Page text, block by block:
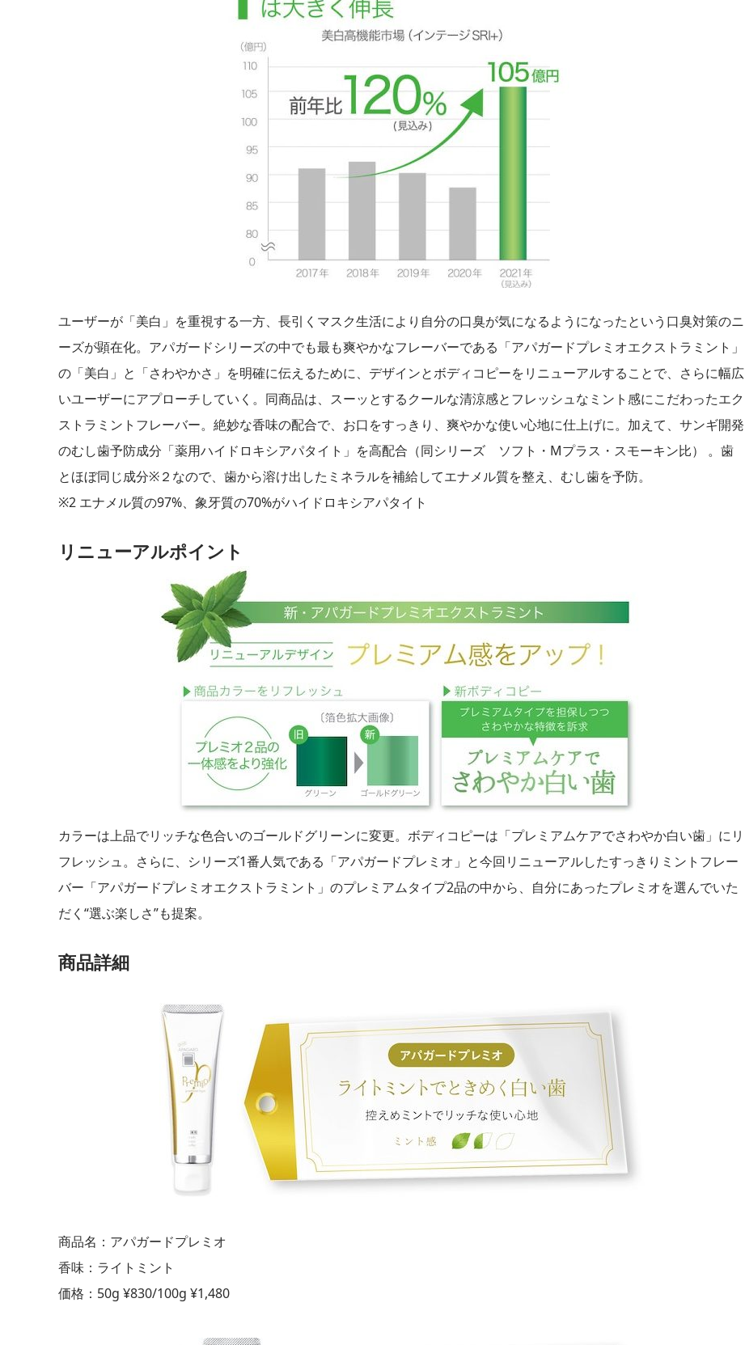
ユーザーが「美白」を重視する一方、長引くマスク生活により自分の口臭が気になるようになったという口臭対策のニ
ーズが顕在化。アパガードシリーズの中でも最も爽やかなフレーバーである「アパガードプレミオエクストラミント」
の「美白」と「さわやかさ」を明確に伝えるために、デザインとボディコピーをリニューアルすることで、さらに幅広
いユーザーにアプローチしていく。同商品は、スーッとするクールな清涼感とフレッシュなミント感にこだわったエク
ストラミントフレーバー。絶妙な香味の配合で、お口をすっきり、爽やかな使い心地に仕上げに。加えて、サンギ開発
のむし歯予防成分「薬用ハイドロキシアパタイト」を高配合（同シリーズ ソフト・Mプラス・スモーキン比） 。歯
とほぼ同じ成分※２なので、歯から溶け出したミネラルを補給してエナメル質を整え、むし歯を予防。
※2 エナメル質の97%、象牙質の70%がハイドロキシアパタイト
リニューアルポイント
カラーは上品でリッチな色合いのゴールドグリーンに変更。ボディコピーは「プレミアムケアでさわやか白い歯」にリ
フレッシュ。さらに、シリーズ1番人気である「アパガードプレミオ」と今回リニューアルしたすっきりミントフレー
バー「アパガードプレミオエクストラミント」のプレミアムタイプ2品の中から、自分にあったプレミオを選んでいた
だく“選ぶ楽しさ”も提案。
商品詳細
商品名：アパガードプレミオ
香味：ライトミント
価格：50g ¥830/100g ¥1,480